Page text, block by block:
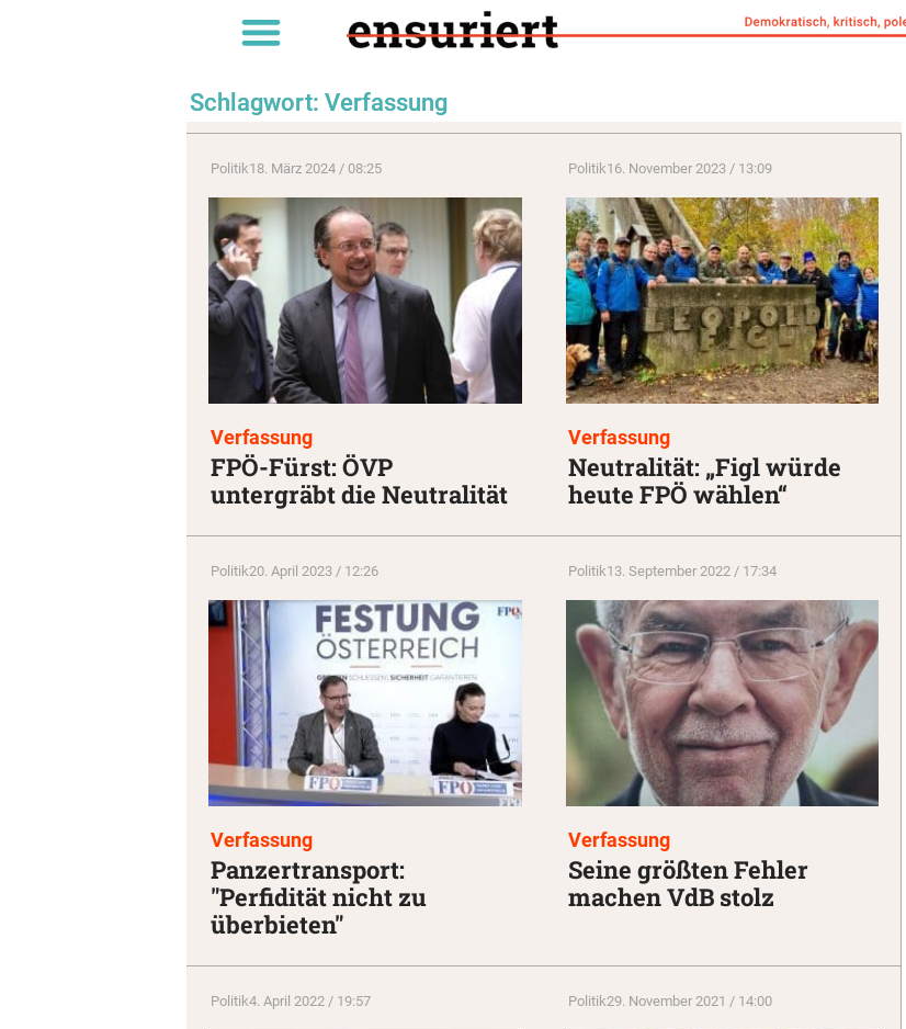
Schlagwort: Verfassung
Politik18. März 2024 / 08:25
Verfassung
FPÖ-Fürst: ÖVP
untergräbt die Neutralität
Politik16. November 2023 / 13:09
Verfassung
Neutralität: „Figl würde
heute FPÖ wählen“
Politik20. April 2023 / 12:26
Verfassung
Panzertransport:
"Perfidität nicht zu
überbieten"
Politik13. September 2022 / 17:34
Verfassung
Seine größten Fehler
machen VdB stolz
Politik4. April 2022 / 19:57 Politik29. November 2021 / 14:00